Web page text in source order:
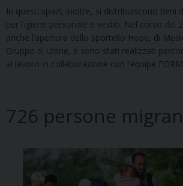
In questi spazi, inoltre, si distribuiscono beni
per l’igiene personale e vestiti. Nel corso del
anche l’apertura dello sportello Hope, di
Gruppo di Udine, e sono stati realizzati
al lavoro in collaborazione con l’équipe
726 persone